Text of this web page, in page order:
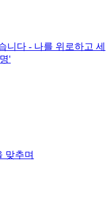
니다 - 나를 위로하고 세
'
맞추며